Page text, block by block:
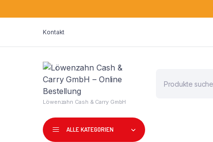
Kontakt
Löwenzahn Cash & Carry GmbH
search
ALLE KATEGORIEN